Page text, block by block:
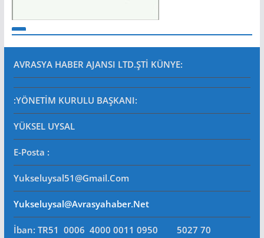
AVRASYA HABER AJANSI LTD.ŞTİ KÜNYE:
:YÖNETİM KURULU BAŞKANI:
YÜKSEL UYSAL
E-Posta :
Yukseluysal51@gmail.com
Yukseluysal@avrasyahaber.net
İban: TR51 0006 4000 0011 0950 5027 70